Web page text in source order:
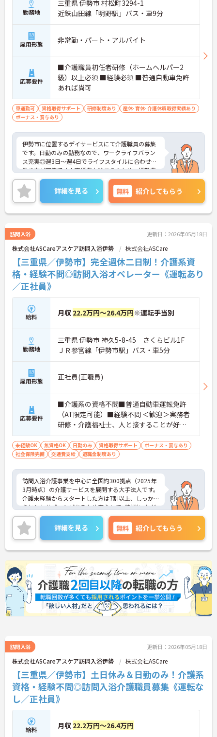
勤務地
三重県 伊勢市 村松町3294-1
近鉄山田線「明野駅」バス・車9分
雇用形態 非常勤・パート・アルバイト
応募要件
■介護職員初任者研修（ホームヘルパー2
級）以上必須 ■経験必須 ■普通自動車免許
あれば尚可
車通勤可 資格取得サポート 研修制度あり
産休･育休･介護休暇取得実績あり
ボーナス・賞与あり
伊勢市に位置するデイサービスにて介護職員の募集
です。日勤のみの勤務なので、ワークライフバラン
ス充実◎週3日～週4日でライフスタイルに合わせた
働き方が可能です！交通費支給ありのため、通勤費
用の自己負担交通費代の心配は不要です♪お持ちの
業務経験や資格をぜひ職場で活かしてみませんか？
ご興味ある方は面接ポイントをお伝えしますので、
お気軽にご連絡ください。
詳細を見る 無料 紹介してもらう
訪問入浴 更新日：2026年05月18日
株式会社ASCareアスケア訪問入浴伊勢 株式会社ASCare
【三重県／伊勢市】完全週休二日制！介護系資
格・経験不問◎訪問入浴オペレーター《運転あり
／正社員》
給料 月収 22.2万円～26.4万円※運転手当別
勤務地
三重県 伊勢市 神久5-8-45 さくらビル1F
ＪＲ参宮線「伊勢市駅」バス・車5分
雇用形態 正社員(正職員)
応募要件
■介護系の資格不問■普通自動車運転免許
（AT限定可能）■経験不問 ＜歓迎＞実務者
研修・介護福祉士、人と接することが好き
な方、チームワークを重視する人
未経験OK 無資格OK 日勤のみ 資格取得サポート
ボーナス・賞与あり
社会保険完備
交通費支給 退職金制度あり
訪問入浴介護事業を中心に全国約300拠点（2025年
3月時点）の介護サービスを展開する大手法人です。
介護未経験からスタートした方は7割以上、しっか
りとしたサポートがあるため安心してご就業いただ
けます。お風呂に入れなくて困っている方に、手を
差し伸べてあげられるとてもやりがいのあるお仕事
です。ご興味ある方には、面接対策ポイントなど、
さらに詳細をお話しいたしますのでお気軽にご相談
ください！
詳細を見る 無料 紹介してもらう
訪問入浴 更新日：2026年05月18日
株式会社ASCareアスケア訪問入浴伊勢 株式会社ASCare
【三重県／伊勢市】土日休み＆日勤のみ！介護系
資格・経験不問◎訪問入浴介護職員募集《運転な
し／正社員》
給料 月収 22.2万円～26.4万円